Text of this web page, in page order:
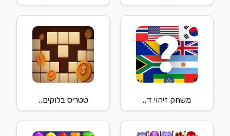
משחק זיהוי ד.. טטריס בלוקים..